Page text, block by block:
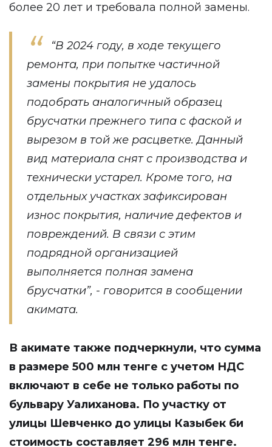
более 20 лет и требовала полной замены.
“В 2024 году, в ходе текущего
ремонта, при попытке частичной
замены покрытия не удалось
подобрать аналогичный образец
брусчатки прежнего типа с фаской и
вырезом в той же расцветке. Данный
вид материала снят с производства и
технически устарел. Кроме того, на
отдельных участках зафиксирован
износ покрытия, наличие дефектов и
повреждений. В связи с этим
подрядной организацией
выполняется полная замена
брусчатки”, - говорится в сообщении
акимата.
В акимате также подчеркнули, что сумма
в размере 500 млн тенге с учетом НДС
включают в себе не только работы по
бульвару Уалиханова. По участку от
улицы Шевченко до улицы Казыбек би
стоимость составляет 296 млн тенге.